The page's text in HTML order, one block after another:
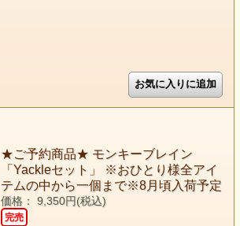
★ご予約商品★ モンキーブレイン
「Yackleセット」 ※おひとり様全アイ
テムの中から一個まで※8月頃入荷予定
価格： 9,350円(税込)
完売